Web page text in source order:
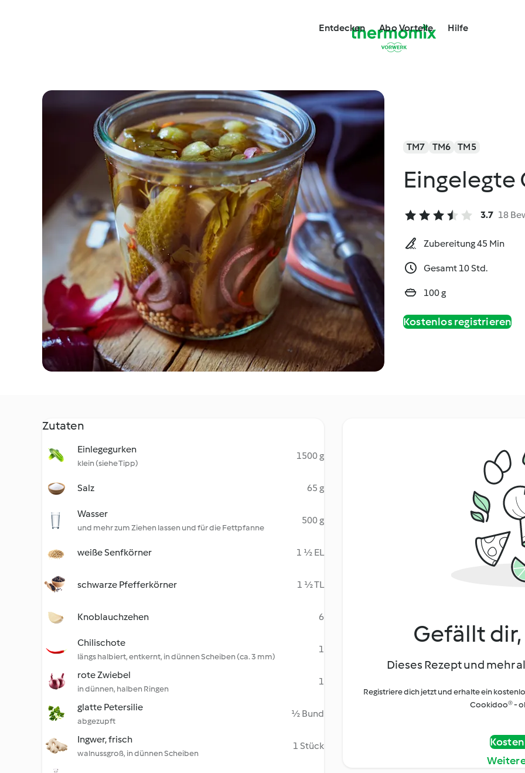
Entdecken Abo Vorteile Hilfe
TM7 TM6 TM5
Eingelegte
3.7 18
Zubereitung 45 Min
Gesamt 10 Std.
100 g
Kostenlos registrieren
Zutaten
Einlegegurken
klein (siehe Tipp)
1500 g
Salz 65 g
Wasser
und mehr zum Ziehen lassen und für die Fettpfanne
500 g
weiße Senfkörner 1 ½ EL
schwarze Pfefferkörner 1 ½ TL
Knoblauchzehen 6
Chilischote
längs halbiert, entkernt, in dünnen Scheiben (ca. 3 mm)
1
rote Zwiebel
in dünnen, halben Ringen
1
glatte Petersilie
abgezupft
½ Bund
Ingwer, frisch
walnussgroß, in dünnen Scheiben
1 Stück
Gefällt
Dieses Rezept und mehr
Registriere dich jetzt und erhalte ein
Cookidoo® -